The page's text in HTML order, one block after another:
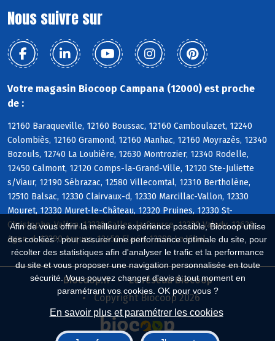
Afin de vous offrir la meilleure expérience possible, Biocoop utilise
des cookies : pour assurer une performance optimale du site, pour
récolter des statistiques afin d'analyser le trafic et la performance
du site et vous proposer une navigation personnalisée en toute
sécurité. Vous pouvez changer d'avis à tout moment en
paramétrant vos cookies. OK pour vous ?
En savoir plus et paramétrer les cookies
Nous suivre sur
Votre magasin Biocoop Campana (12000) est proche
de :
12160 Baraqueville, 12160 Boussac, 12160 Camboulazet, 12240
Colombiès, 12160 Gramond, 12160 Manhac, 12160 Moyrazès, 12340
Bozouls, 12740 La Loubière, 12630 Montrozier, 12340 Rodelle,
12450 Calmont, 12120 Comps-la-Grand-Ville, 12120 Ste-Juliette
s/Viaur, 12190 Sébrazac, 12580 Villecomtal, 12310 Bertholène,
12510 Balsac, 12330 Clairvaux-d, 12330 Marcillac-Vallon, 12330
Mouret, 12330 Muret-le-Château, 12320 Pruines, 12330 St-
Christophe-Vallon, 12330 Salles-la-Source, 12330 Valady, 12630
Agen-d, 12290 Arques, 12450 Flavin, 12290 Le Vibal
Biocoop.fr
Le réseau Biocoop
Copyright Biocoop 2026